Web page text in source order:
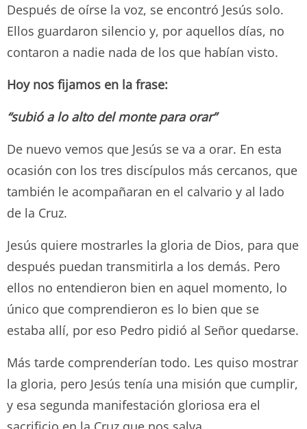
Después de oírse la voz, se encontró Jesús solo.
Ellos guardaron silencio y, por aquellos días, no
contaron a nadie nada de los que habían visto.
Hoy nos fijamos en la frase:
“subió a lo alto del monte para orar”
De nuevo vemos que Jesús se va a orar. En esta
ocasión con los tres discípulos más cercanos, que
también le acompañaran en el calvario y al lado
de la Cruz.
Jesús quiere mostrarles la gloria de Dios, para que
después puedan transmitirla a los demás. Pero
ellos no entendieron bien en aquel momento, lo
único que comprendieron es lo bien que se
estaba allí, por eso Pedro pidió al Señor quedarse.
Más tarde comprenderían todo. Les quiso mostrar
la gloria, pero Jesús tenía una misión que cumplir,
y esa segunda manifestación gloriosa era el